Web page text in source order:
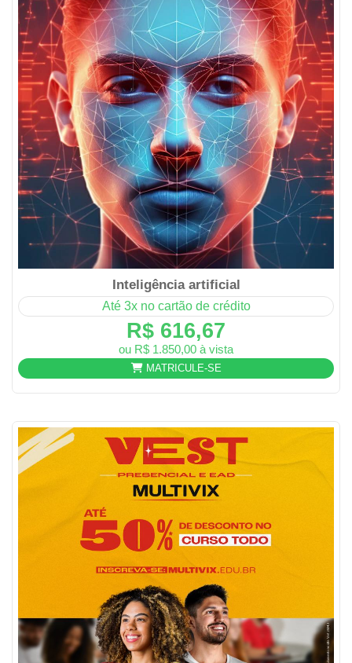
Inteligência artificial
Até 3x no cartão de crédito
R$ 616,67
ou R$ 1.850,00 à vista
MATRICULE-SE